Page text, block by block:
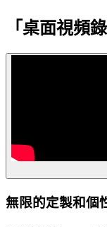
「桌面視頻
無限的定製和個